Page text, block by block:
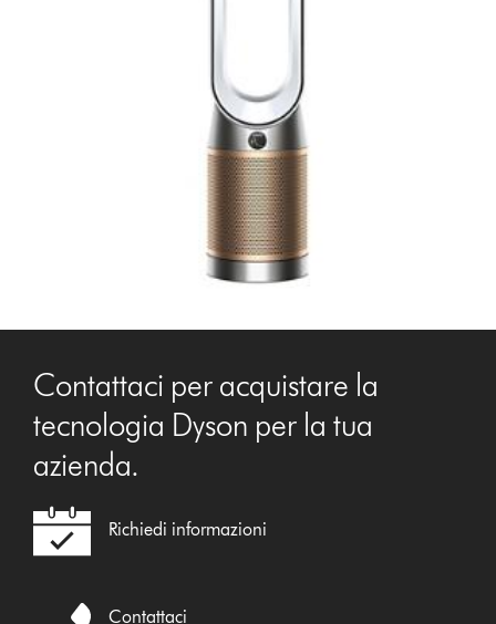
Contattaci per acquistare la
tecnologia Dyson per la tua
azienda.
Richiedi informazioni
Contattaci